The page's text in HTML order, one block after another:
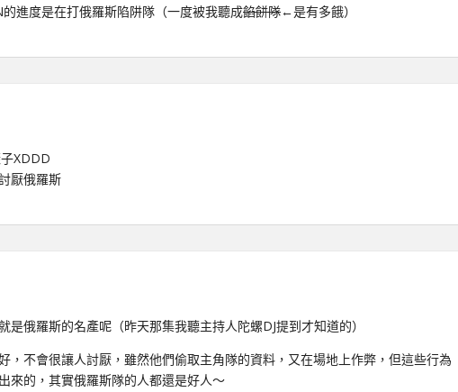
進度是在打俄羅斯陷阱隊（一度被我聽成餡餅隊←是有多餓）
XDDD
厭俄羅斯
是俄羅斯的名產呢（昨天那集我聽主持人陀螺DJ提到才知道的）
，不會很讓人討厭，雖然他們偷取主角隊的資料，又在場地上作弊，但這些行為
來的，其實俄羅斯隊的人都還是好人～